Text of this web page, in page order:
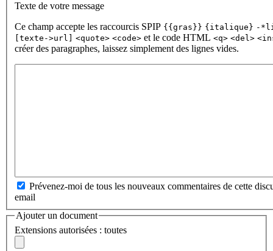
Texte de votre message
Ce champ accepte les raccourcis SPIP {{gras}} {italique} -
[texte->url]
<quote> <code> et le code HTML <q> <del>
créer des paragraphes, laissez simplement des lignes vides.
Prévenez-moi de tous les nouveaux commentaires de cette
email
Ajouter un document
Extensions autorisées : toutes